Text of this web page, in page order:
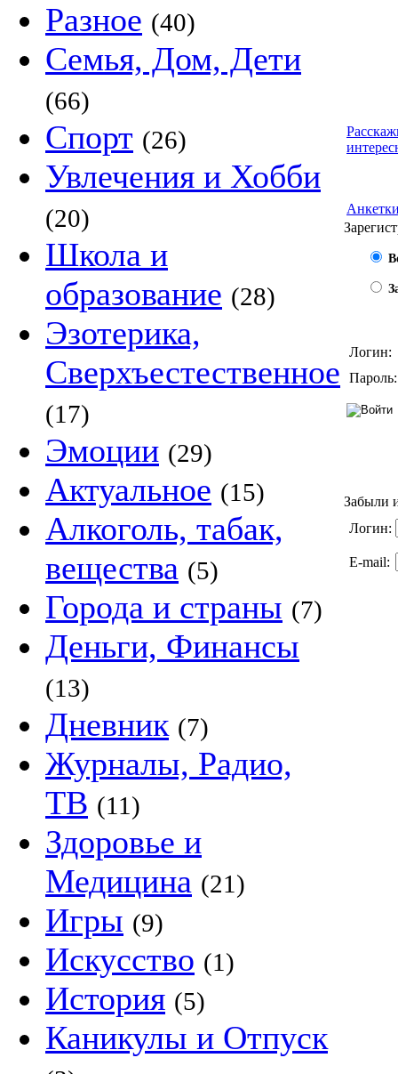
Разное (40)
Семья, Дом, Дети
(66)
Спорт (26)
Увлечения и Хобби
(20)
Школа и
образование (28)
Эзотерика,
Сверхъестественное
(17)
Эмоции (29)
Актуальное (15)
Алкоголь, табак,
вещества (5)
Города и страны (7)
Деньги, Финансы
(13)
Дневник (7)
Журналы, Радио,
ТВ (11)
Здоровье и
Медицина (21)
Игры (9)
Искусство (1)
История (5)
Каникулы и Отпуск
Логин:
Пароль:
Забыли
Логин:
E-mail: